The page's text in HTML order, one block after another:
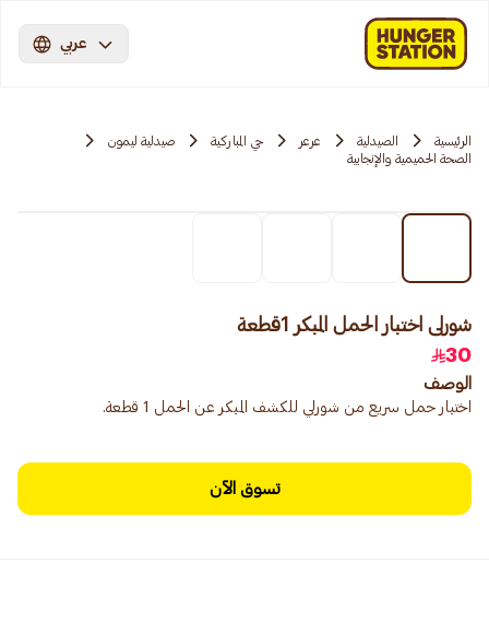
عربي
الرئيسية الصيدلية عرعر حي المباركية
صيدلية ليمون
الصحة الحميمية والإنجابية
شورلى اختبار الحمل المبكر 1قطعة
30
الوصف
اختبار حمل سريع من شورلي للكشف المبكر عن الحمل 1 قطعة.
تسوق الآن